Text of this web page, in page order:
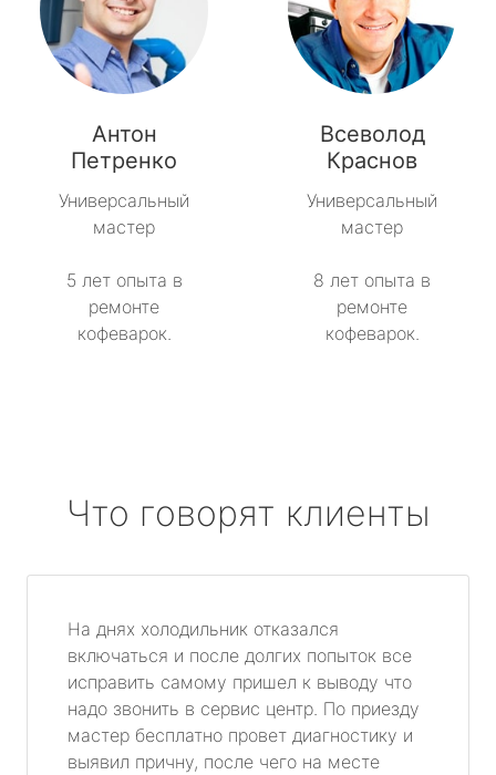
Антон
Петренко
Универсальный
мастер
5 лет опыта в
ремонте
кофеварок.
Всеволод
Краснов
Универсальный
мастер
8 лет опыта в
ремонте
кофеварок.
Что говорят клиенты
На днях холодильник отказался
включаться и после долгих попыток все
исправить самому пришел к выводу что
надо звонить в сервис центр. По приезду
мастер бесплатно провет диагностику и
выявил причну, после чего на месте